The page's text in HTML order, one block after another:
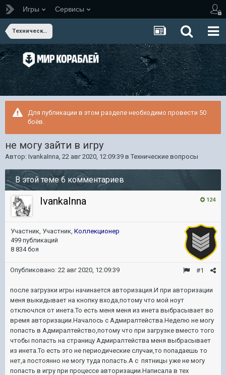
Игры Сервисы
Технические вопросы
Для публикации в этом разделе необходимо провести 50
боёв.
не могу зайти в игру
Автор: IvankaInna, 22 авг 2020, 12:09:39 в Технические вопросы
В этой теме 6 комментариев
124
IvankaInna
Участник, Участник, Коллекционер
499 публикаций
8 834 боя
#1
Опубликовано: 22 авг 2020, 12:09:39
после загрузки игры начинается авторизация.И при авторизации
меня выкидывает на кнопку входа,потому что мой ноут
отключлся от инета.То есть меня меня из инета выбрасывает во
время авторизации.Началось с Адмиралтейства.Неделю не могу
попасть в Адмиралтейство,потому что при загрузке вместо того
чтобы попасть на страницу Адмиралтейства меня выбрасывает
из инета.То есть это не периодические случаи,то попадаешь то
нет,а постоянно не могу туда попасть.А с пятницы уже не могу
попасть в игру при процессе авторизации.Написала в тех